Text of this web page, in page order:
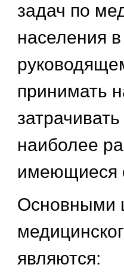
задач по
населения
принимать
наиболее
имеющиеся
Основными
являются: